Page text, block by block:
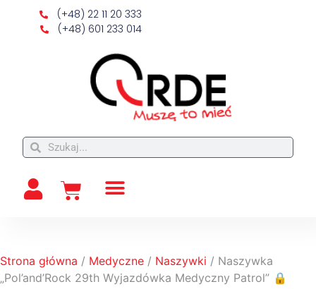
(+48) 22 11 20 333
(+48) 601 233 014
Strona główna / Medyczne / Naszywki / Naszywka
„Pol’and’Rock 29th Wyjazdówka Medyczny Patrol” 🔒